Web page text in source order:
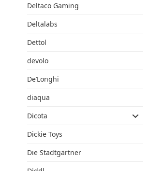
Deltaco Gaming
Deltalabs
Dettol
devolo
De’Longhi
diaqua
Dicota
Dickie Toys
Die Stadtgärtner